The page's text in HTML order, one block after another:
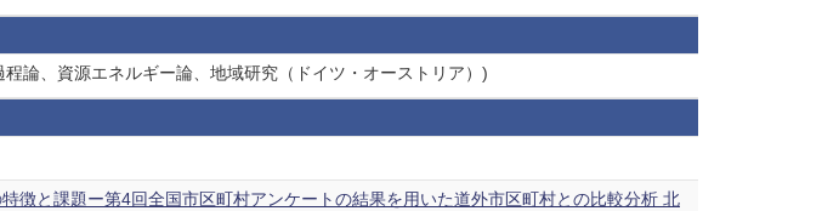
論、資源エネルギー論、地域研究（ドイツ・オーストリア）)
徴と課題ー第4回全国市区町村アンケートの結果を用いた道外市区町村との比較分析 北